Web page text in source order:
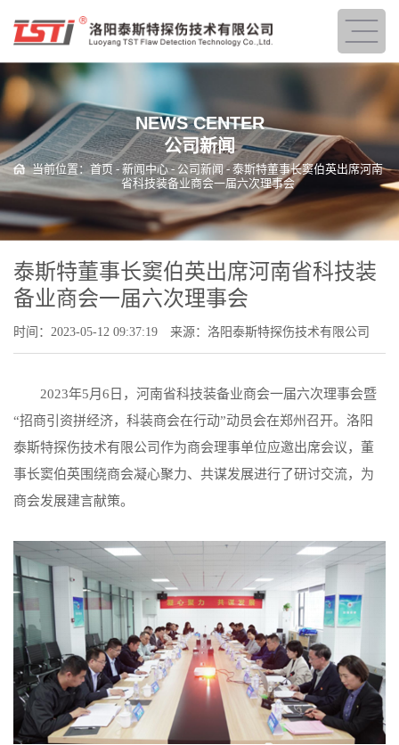
NEWS CENTER
公司新闻
当前位置：首页 - 新闻中心- 公司新闻- 泰斯特董事长窦伯英出席河南
省科技装备业商会一届六次理事会
泰斯特董事长窦伯英出席河南省科技装
备业商会一届六次理事会
时间：2023-05-12 09:37:19 来源：洛阳泰斯特探伤技术有限公司
2023年5月6日，河南省科技装备业商会一届六次理事会暨
“招商引资拼经济，科装商会在行动”动员会在郑州召开。洛阳
泰斯特探伤技术有限公司作为商会理事单位应邀出席会议，董
事长窦伯英围绕商会凝心聚力、共谋发展进行了研讨交流，为
商会发展建言献策。